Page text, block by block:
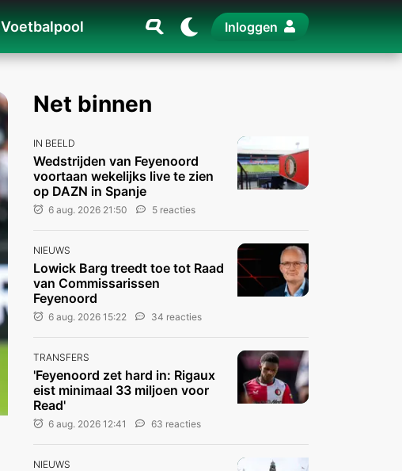
Voetbalpool Inloggen
Net binnen
IN BEELD
Wedstrijden van Feyenoord
voortaan wekelijks live te zien
op DAZN in Spanje
6 aug. 2026 21:50 5 reacties
NIEUWS
Lowick Barg treedt toe tot Raad
van Commissarissen
Feyenoord
6 aug. 2026 15:22 34 reacties
TRANSFERS
'Feyenoord zet hard in: Rigaux
eist minimaal 33 miljoen voor
Read'
6 aug. 2026 12:41 63 reacties
NIEUWS